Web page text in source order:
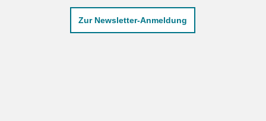
Zur Newsletter-Anmeldung